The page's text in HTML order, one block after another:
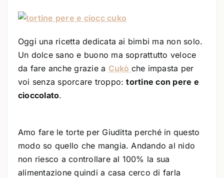
Oggi una ricetta dedicata ai bimbi ma non solo.
Un dolce sano e buono ma soprattutto veloce
da fare anche grazie a Cukò che impasta per
voi senza sporcare troppo:tortine con pere e
cioccolato.
Amo fare le torte per Giuditta perché in questo
modo so quello che mangia. Andando al nido
non riesco a controllare al 100% la sua
alimentazione quindi a casa cerco di farla